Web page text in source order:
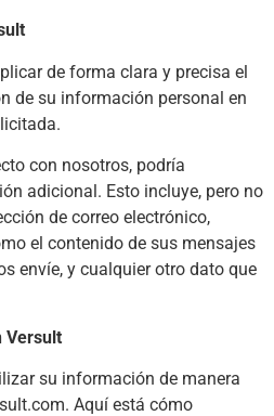
de forma clara y precisa el
de su información personal en
con nosotros, podría
adicional. Esto incluye, pero no
de correo electrónico,
el contenido de sus mensajes
envíe, y cualquier otro dato que
Versult
su información de manera
Aquí está cómo